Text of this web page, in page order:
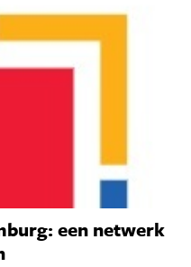
een netwerk